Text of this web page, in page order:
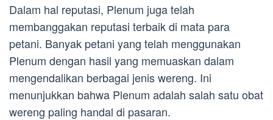
Dalam hal reputasi, Plenum juga telah
membanggakan reputasi terbaik di mata para
petani. Banyak petani yang telah menggunakan
Plenum dengan hasil yang memuaskan dalam
mengendalikan berbagai jenis wereng. Ini
menunjukkan bahwa Plenum adalah salah satu obat
wereng paling handal di pasaran.